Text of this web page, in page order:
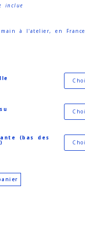
inclue
à l'atelier, en France
(bas des